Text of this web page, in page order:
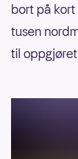
bort på
tusen
til